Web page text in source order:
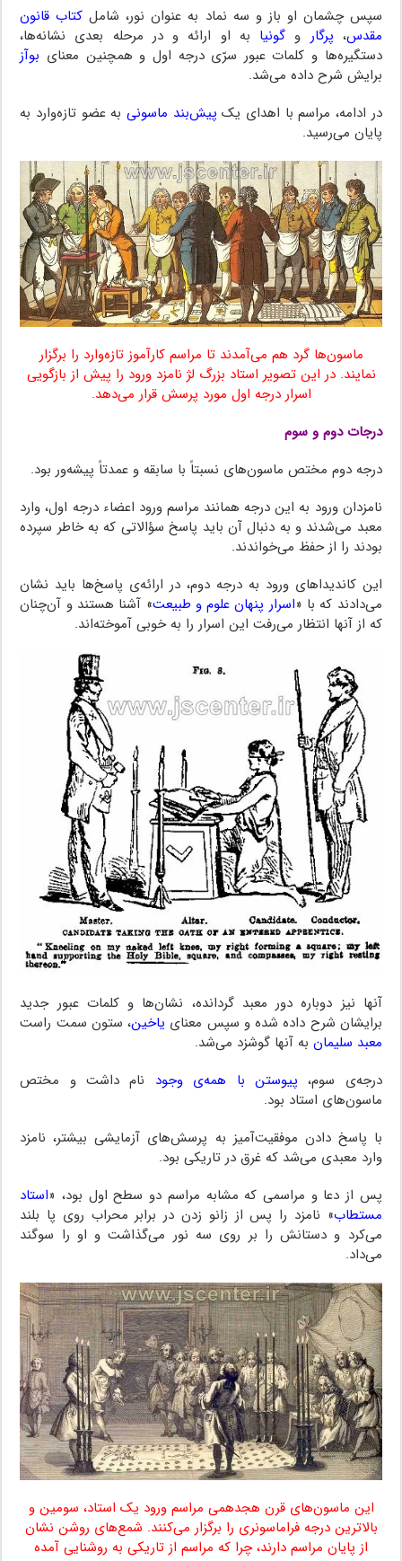
سپس چشمان او باز و سه نماد به عنوان نور، شامل کتاب قانون
مقدس، پرگار و گونیا به او ارائه و در مرحله‌ بعدی نشانه‌ها،
دستگیره‌ها و کلمات عبور سرّی درجه اول و همچنین معنای بوآز
برایش شرح داده می‌شد.
در ادامه، مراسم با اهدای یک پیش‌بند ماسونی به عضو تازه‌وارد به
پایان می‌رسید.
ماسون‌ها گرد هم می‌آمدند تا مراسم کارآموز تازه‌وارد را برگزار
نمایند. در این تصویر استاد بزرگ لژ نامزد ورود را پیش از بازگویی
اسرار درجه اول مورد پرسش قرار می‌دهد.
درجات دوم و سوم
درجه دوم مختص ماسون‌های نسبتاً با سابقه و عمدتاً پیشه‌ور بود.
نامزدان ورود به این درجه همانند مراسم ورود اعضاء درجه اول، وارد
معبد می‌شدند و به دنبال آن باید پاسخ سؤالاتی که به خاطر سپرده
بودند را از حفظ می‌خواندند.
این کاندیداهای ورود به درجه دوم، در ارائه‌ی پاسخ‌ها باید نشان
می‌دادند که با «اسرار پنهان علوم و طبیعت» آشنا هستند و آن‌چنان
که از آنها انتظار می‌رفت این اسرار را به خوبی آموخته‌اند.
آنها نیز دوباره دور معبد گردانده، نشان‌ها و کلمات عبور جدید
برایشان شرح داده شده و سپس معنای یاخین، ستون سمت راست
معبد سلیمان به آنها گوشزد می‌شد.
درجه‌ی سوم، پیوستن‌ با همه‌ی وجود نام داشت و مختص
ماسون‌های استاد بود.
با پاسخ دادن موفقیت‌آمیز به پرسش‌های آزمایشی بیشتر، نامزد
وارد معبدی می‌شد که غرق در تاریکی بود.
پس از دعا و مراسمی که مشابه مراسم دو سطح اول بود، «استاد
مستطاب» نامزد را پس از زانو زدن در برابر محراب روی پا بلند
می‌کرد و دستانش را بر روی سه نور می‌گذاشت و او را سوگند
می‌داد.
این ماسون‌های قرن هجدهمی مراسم ورود یک استاد، سومین و
بالاترین درجه فراماسونری را برگزار می‌کنند. شمع‌های روشن نشان
از پایان مراسم دارند، چرا که مراسم از تاریکی به روشنایی آمده